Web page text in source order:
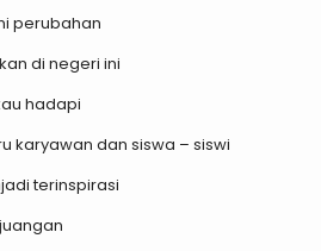
perubahan
di negeri ini
hadapi
karyawan dan siswa – siswi
terinspirasi